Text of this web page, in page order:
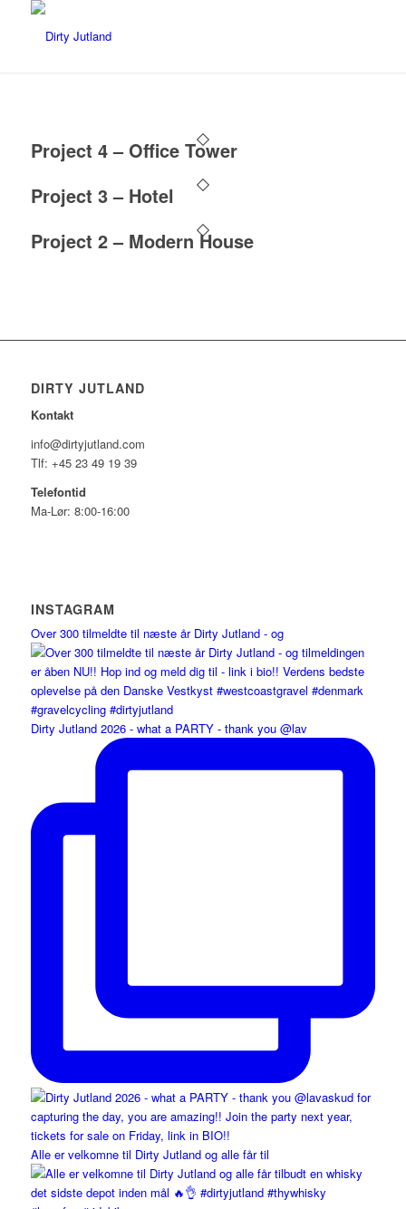
Project 4 – Office Tower
Project 3 – Hotel
Project 2 – Modern House
DIRTY JUTLAND
Kontakt
info@dirtyjutland.com
Tlf: +45 23 49 19 39
Telefontid
Ma-Lør: 8:00-16:00
INSTAGRAM
Over 300 tilmeldte til næste år Dirty Jutland - og
Dirty Jutland 2026 - what a PARTY - thank you @lav
Alle er velkomne til Dirty Jutland og alle får til